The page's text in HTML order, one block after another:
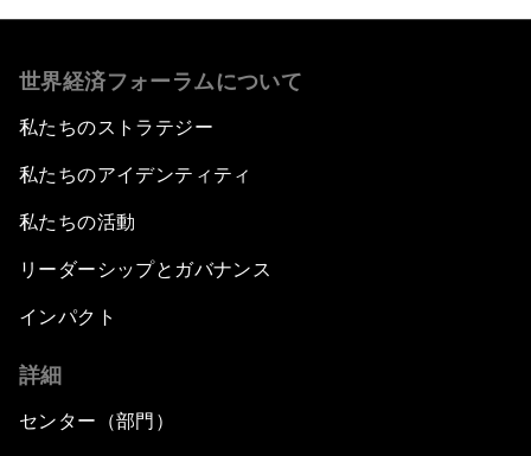
世界経済フォーラムについて
私たちのストラテジー
私たちのアイデンティティ
私たちの活動
リーダーシップとガバナンス
インパクト
詳細
センター（部門）